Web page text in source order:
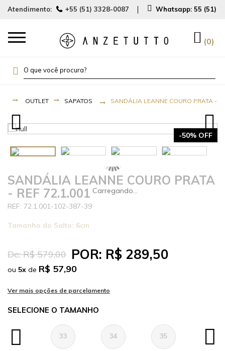
Atendimento: +55 (51) 3328-0087 Whatsapp: 55 (51)
0
OUTLET SAPATOS SANDÁLIA LEANNE COURO PRATA -
-50% OFF
SANDÁLIA LEANNE COURO PRATA
- REF 72.1.001
72.1.001-102-387-39
Tamanho do Salto: 6cm
De:R$ 579,00 POR: R$ 289,50
ou 5x de R$ 57,90
TAMANHO
33 34 35